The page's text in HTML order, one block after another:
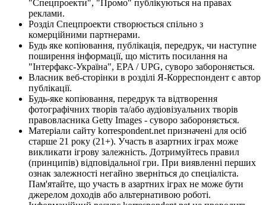
"Спецпроекти", "Промо" публікуються на правах
реклами.
Розділ Спецпроекти створюється спільно з
комерційними партнерами.
Будь яке копіювання, публікація, передрук, чи наступне
поширення інформації, що містить посилання на
"Інтерфакс-Україна", EPA / UPG, суворо забороняється.
Власник веб-сторінки в розділі Я-Корреспондент є автор
публікації.
Будь-яке копіювання, передрук та відтворення
фотографічних творів та/або аудіовізуальних творів
правовласника Getty Images - суворо забороняється.
Матеріали сайту korrespondent.net призначені для осіб
старше 21 року (21+). Участь в азартних іграх може
викликати ігрову залежність. Дотримуйтесь правил
(принципів) відповідальної гри. При виявленні перших
ознак залежності негайно зверніться до спеціаліста.
Пам'ятайте, що участь в азартних іграх не може бути
джерелом доходів або альтернативою роботі.